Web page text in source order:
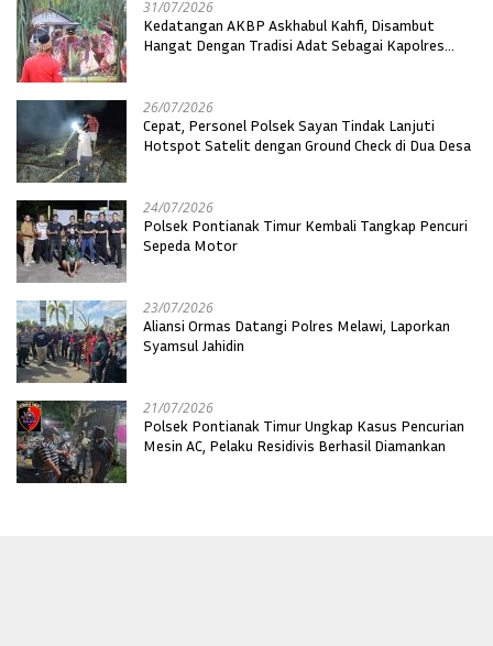
31/07/2026
Kedatangan AKBP Askhabul Kahfi, Disambut
Hangat Dengan Tradisi Adat Sebagai Kapolres
26/07/2026
Cepat, Personel Polsek Sayan Tindak Lanjuti
Hotspot Satelit dengan Ground Check di Dua Desa
24/07/2026
Polsek Pontianak Timur Kembali Tangkap Pencuri
Sepeda Motor
23/07/2026
Aliansi Ormas Datangi Polres Melawi, Laporkan
Syamsul Jahidin
21/07/2026
Polsek Pontianak Timur Ungkap Kasus Pencurian
Mesin AC, Pelaku Residivis Berhasil Diamankan